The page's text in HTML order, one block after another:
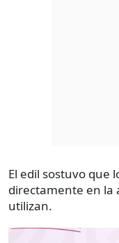
El edil sostuvo que
directamente en la
utilizan.